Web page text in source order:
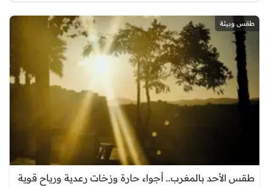
طقس وبيئة
طقس الأحد بالمغرب.. أجواء حارة وزخات رعدية ورياح قوية